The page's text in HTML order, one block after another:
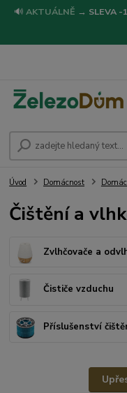
🔊 AKTUÁLNĚ → SLEVA
Úvod Domácnost
Čištění a
Zvlhčovače a
Čističe vzduchu
Příslušenství